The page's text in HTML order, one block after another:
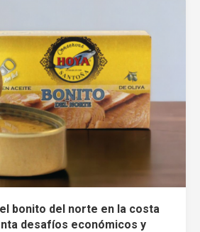
bonito del norte en la costa
desafíos económicos y